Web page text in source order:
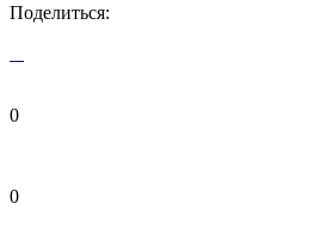
Поделиться:
0
0